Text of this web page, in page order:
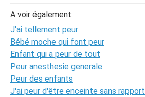
A voir également:
J'ai tellement peur
Bébé moche qui font peur
Enfant qui a peur de tout
Peur anesthesie generale
Peur des enfants
J'ai peur d'être enceinte sans rapport